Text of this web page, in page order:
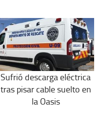
Sufrió descarga eléctrica
tras pisar cable suelto en
la Oasis